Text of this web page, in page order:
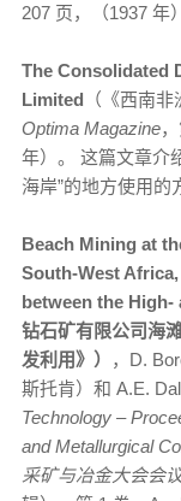
207 页，（1937 年
The Consolidated
Limited （《西南
Optima Magazine
年）。 这篇文章介
海岸”的地方使用的
Beach Mining at
South-West
between the High-
钻石矿有限公司海
发利用》）
，D.
斯托肯）和 A.E.
Technology –
and Metallurgical
采矿与冶金大会会